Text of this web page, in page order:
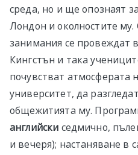
среда, но и ще опознаят
Лондон и околностите
занимания се провеждат
Кингстън и така
почувстват атмосферата
университет, да
общежитията му.
английски седмично,
и вечеря); настаняване в